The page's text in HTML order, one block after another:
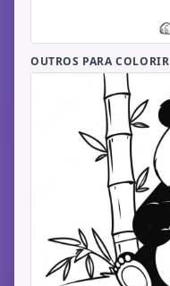
OUTROS PARA COLORIR